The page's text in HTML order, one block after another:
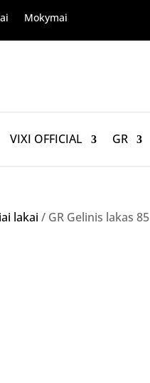
Mokymai
VIXI OFFICIAL GR
lakai / GR Gelinis lakas 85